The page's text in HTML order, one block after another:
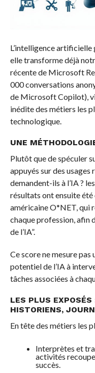
L’intelligence artificielle
elle transforme déjà
récente de Microsoft
000 conversations
de Microsoft Copilot),
inédite des métiers les
technologique.
UNE
Plutôt que de spéculer
appuyés sur des usages
demandent-ils à l’IA ?
résultats ont ensuite été
américaine O*NET, qui
chaque profession, afin
de l’IA”.
Ce score ne mesure
potentiel de l’IA à
tâches associées à
LES PLUS
HISTORIENS,
En tête des métiers les
Interprètes et
activités
succès.